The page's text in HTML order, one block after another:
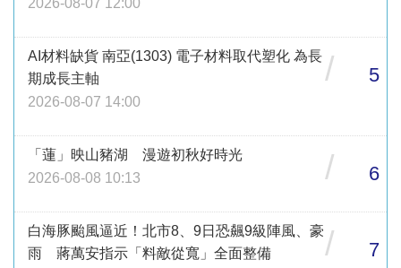
2026-08-07 12:00
AI材料缺貨 南亞(1303) 電子材料取代塑化 為長
期成長主軸
2026-08-07 14:00
/ 5
「蓮」映山豬湖 漫遊初秋好時光
2026-08-08 10:13
/ 6
白海豚颱風逼近！北市8、9日恐飆9級陣風、豪
雨 蔣萬安指示「料敵從寬」全面整備
/ 7